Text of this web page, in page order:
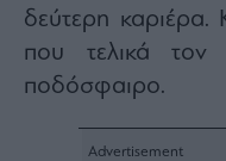
δεύτερη
που τελικά
ποδόσφαιρο.